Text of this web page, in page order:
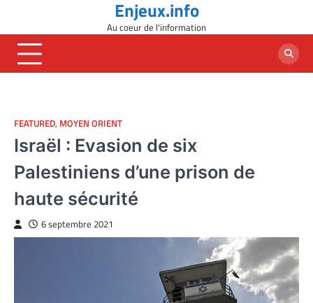
content
Enjeux.info
Au coeur de l'information
FEATURED, MOYEN ORIENT
Israël : Evasion de six
Palestiniens d’une prison de
haute sécurité
6 septembre 2021